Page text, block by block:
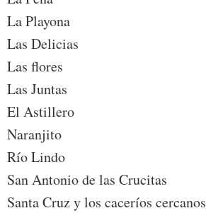
La Playona
Las Delicias
Las flores
Las Juntas
El Astillero
Naranjito
Río Lindo
San Antonio de las Crucitas
Santa Cruz y los caceríos cercanos